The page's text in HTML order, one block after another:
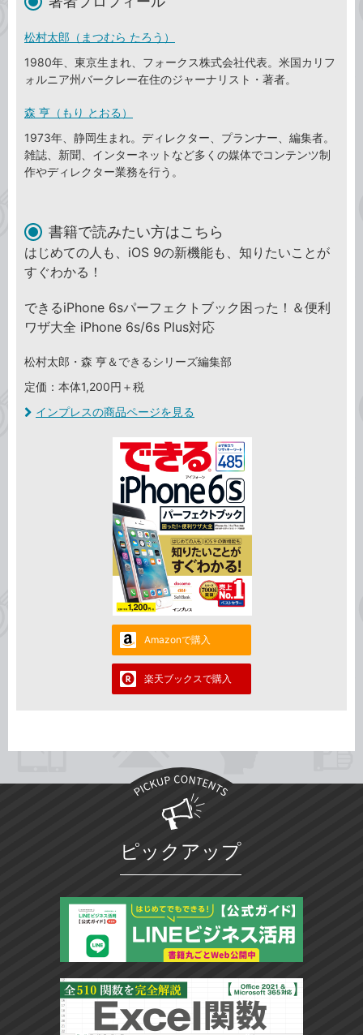
松村太郎（まつむら たろう）
1980年、東京生まれ、フォークス株式会社代表。米国カリフ
ォルニア州バークレー在住のジャーナリスト・著者。
森 亨（もり とおる）
1973年、静岡生まれ。ディレクター、プランナー、編集者。
雑誌、新聞、インターネットなど多くの媒体でコンテンツ制
作やディレクター業務を行う。
書籍で読みたい方はこちら
はじめての人も、iOS 9の新機能も、知りたいことが
すぐわかる！
できるiPhone 6sパーフェクトブック困った！＆便利
ワザ大全 iPhone 6s/6s Plus対応
松村太郎・森 亨＆できるシリーズ編集部
定価：本体1,200円＋税
インプレスの商品ページを見る
Amazonで購入
楽天ブックスで購入
ピックアップ